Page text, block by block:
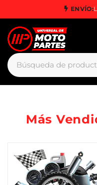
ENVÍO:
Más